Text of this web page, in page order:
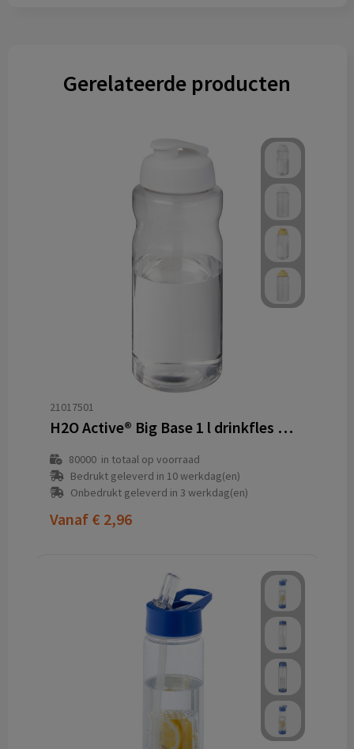
Gerelateerde producten
21017501
H2O Active® Big Base 1 l drinkfles met klapdeksel
80000in totaal op voorraad
Bedrukt geleverd in 10 werkdag(en)
Onbedrukt geleverd in 3 werkdag(en)
Vanaf € 2,96